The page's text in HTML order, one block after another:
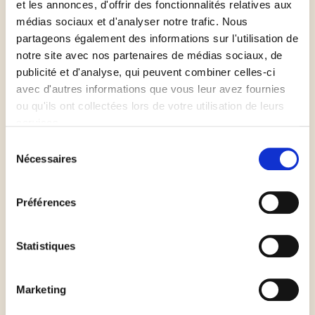
et les annonces, d'offrir des fonctionnalités relatives aux
médias sociaux et d'analyser notre trafic. Nous
partageons également des informations sur l'utilisation de
notre site avec nos partenaires de médias sociaux, de
publicité et d'analyse, qui peuvent combiner celles-ci
avec d'autres informations que vous leur avez fournies
ou qu'ils ont collectées lors de votre utilisation de leurs
Nécessaires
Préférences
Statistiques
Marketing
Dans une casserole, faire chauffer l'eau, le sucre et le
sirop d'érable. Y faire pocher les poires 5 minutes.
Les sortir délicatement de l'eau.
chocolat est fondu, ajouter les cerneaux de noix